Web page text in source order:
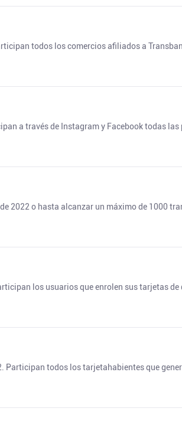
todos los comercios afiliados a
a través de Instagram y Facebook todas
2022 o hasta alcanzar un máximo de 1000
los usuarios que enrolen sus tarjetas
Participan todos los tarjetahabientes que